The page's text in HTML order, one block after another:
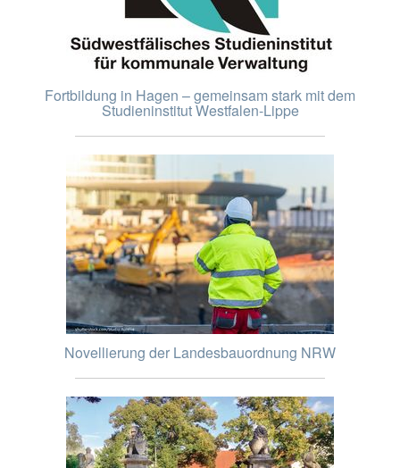
Fortbildung in Hagen – gemeinsam stark mit dem
Studieninstitut Westfalen-Lippe
Novellierung der Landesbauordnung NRW